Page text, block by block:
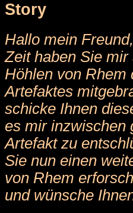
Story
Hallo mein
Zeit haben Sie mir
Höhlen von Rhem
Artefaktes
schicke Ihnen
es mir inzwischen
Artefakt zu
Sie nun einen
von Rhem
und wünsche